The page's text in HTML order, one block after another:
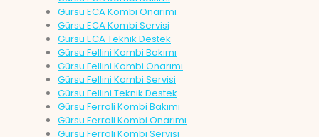
Gürsu ECA Kombi Onarımı
Gürsu ECA Kombi Servisi
Gürsu ECA Teknik Destek
Gürsu Fellini Kombi Bakımı
Gürsu Fellini Kombi Onarımı
Gürsu Fellini Kombi Servisi
Gürsu Fellini Teknik Destek
Gürsu Ferroli Kombi Bakımı
Gürsu Ferroli Kombi Onarımı
Gürsu Ferroli Kombi Servisi